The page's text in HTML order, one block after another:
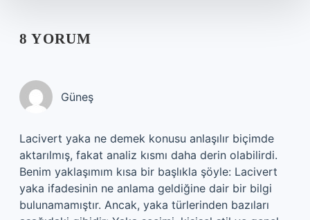
8 YORUM
Güneş
Lacivert yaka ne demek konusu anlaşılır biçimde
aktarılmış, fakat analiz kısmı daha derin olabilirdi.
Benim yaklaşımım kısa bir başlıkla şöyle: Lacivert
yaka ifadesinin ne anlama geldiğine dair bir bilgi
bulunamamıştır. Ancak, yaka türlerinden bazıları